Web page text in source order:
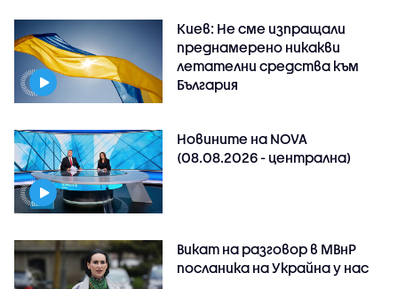
Киев: Не сме изпращали
преднамерено никакви
летателни средства към
България
Новините на NOVA
(08.08.2026 - централна)
Викат на разговор в МВнР
посланика на Украйна у нас